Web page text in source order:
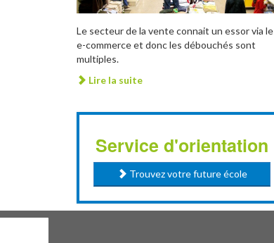
Le secteur de la vente connait un essor via le
e-commerce et donc les débouchés sont
multiples.
Lire la suite
Service d'orientation
Trouvez votre future école